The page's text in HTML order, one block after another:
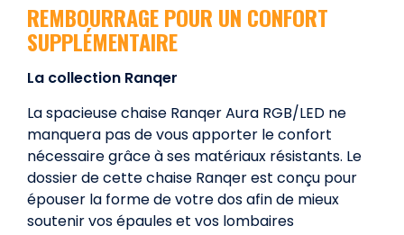
REMBOURRAGE POUR UN CONFORT
SUPPLÉMENTAIRE
La collection Ranqer
La spacieuse chaise Ranqer Aura RGB/LED ne
manquera pas de vous apporter le confort
nécessaire grâce à ses matériaux résistants. Le
dossier de cette chaise Ranqer est conçu pour
épouser la forme de votre dos afin de mieux
soutenir vos épaules et vos lombaires